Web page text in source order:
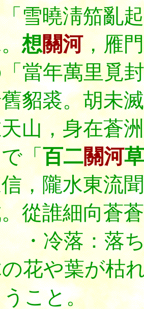
雪曉淸笳亂
想關河，雁
當年萬里覓
貂裘。胡未
山，身在蒼
「百二關河
，隴水東流
從誰細向蒼
・冷落：落
花や葉が枯
こと。